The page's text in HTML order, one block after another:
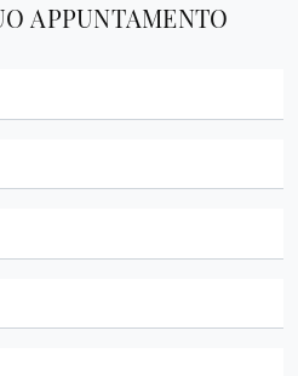
APPUNTAMENTO